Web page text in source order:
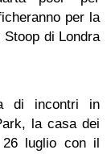
per la
di Londra
di incontri in
la casa dei
luglio con il